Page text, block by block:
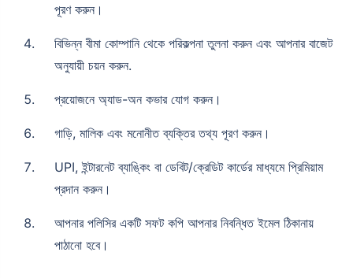
পূরণ করুন।
বিভিন্ন বীমা কোম্পানি থেকে পরিকল্পনা তুলনা করুন এবং আপনার বাজেট
অনুযায়ী চয়ন করুন.
প্রয়োজনে অ্যাড-অন কভার যোগ করুন।
গাড়ি, মালিক এবং মনোনীত ব্যক্তির তথ্য পূরণ করুন।
UPI, ইন্টারনেট ব্যাঙ্কিং বা ডেবিট/ক্রেডিট কার্ডের মাধ্যমে প্রিমিয়াম
প্রদান করুন।
আপনার পলিসির একটি সফট কপি আপনার নিবন্ধিত ইমেল ঠিকানায়
পাঠানো হবে।